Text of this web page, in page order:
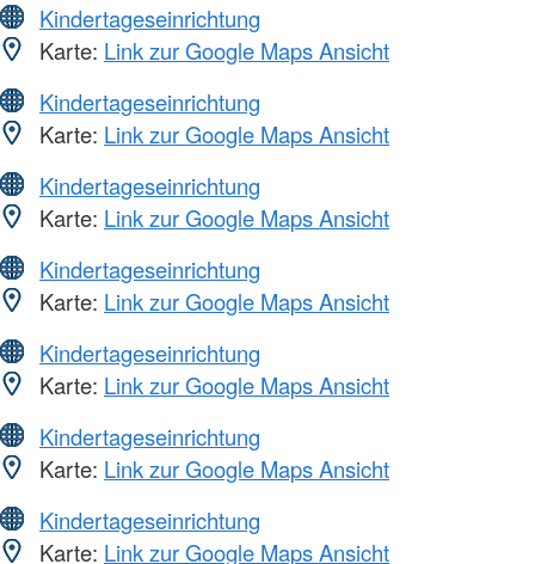
Kindertageseinrichtung
Karte: Link zur Google Maps Ansicht
Kindertageseinrichtung
Karte: Link zur Google Maps Ansicht
Kindertageseinrichtung
Karte: Link zur Google Maps Ansicht
Kindertageseinrichtung
Karte: Link zur Google Maps Ansicht
Kindertageseinrichtung
Karte: Link zur Google Maps Ansicht
Kindertageseinrichtung
Karte: Link zur Google Maps Ansicht
Kindertageseinrichtung
Karte: Link zur Google Maps Ansicht